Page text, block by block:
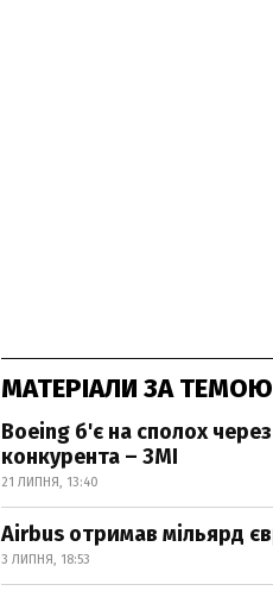
МАТЕРІАЛИ ЗА ТЕМОЮ
Boeing б'є на сполох
конкурента – ЗМІ
21 ЛИПНЯ, 13:40
Airbus отримав мільярд
3 ЛИПНЯ, 18:53